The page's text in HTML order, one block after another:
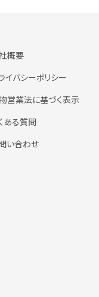
概要
イバシーポリシー
営業法に基づく表示
ある質問
い合わせ